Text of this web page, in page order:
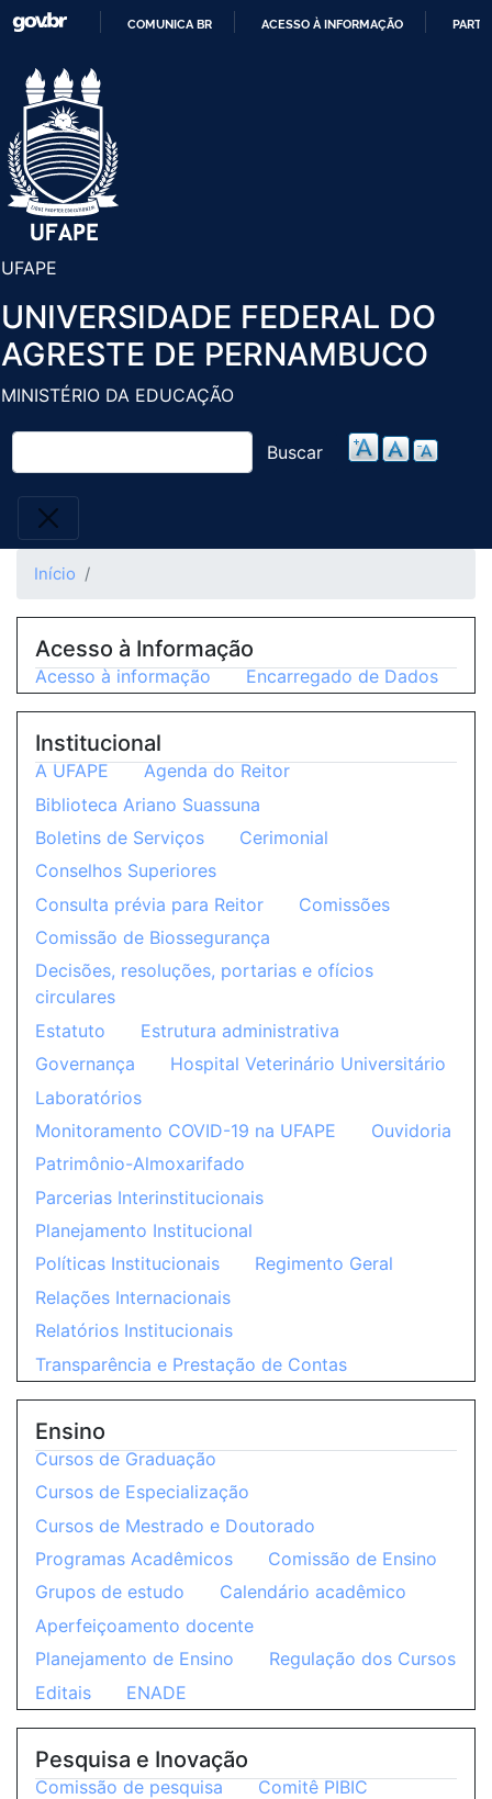
Pular
COMUNICA BR ACESSO À INFORMAÇÃO
UFAPE
UNIVERSIDADE FEDERAL DO
AGRESTE DE PERNAMBUCO
MINISTÉRIO DA EDUCAÇÃO
Buscar
Início
Acesso à Informação
Acesso à informação Encarregado de Dados
Institucional
A UFAPE
Agenda do Reitor
Biblioteca Ariano Suassuna
Boletins de Serviços
Cerimonial
Conselhos Superiores
Consulta prévia para Reitor
Comissões
Comissão de Biossegurança
Decisões, resoluções, portarias e ofícios
circulares
Estatuto
Estrutura administrativa
Governança
Hospital Veterinário Universitário
Laboratórios
Monitoramento COVID-19 na UFAPE
Ouvidoria
Patrimônio-Almoxarifado
Parcerias Interinstitucionais
Planejamento Institucional
Políticas Institucionais
Regimento Geral
Relações Internacionais
Relatórios Institucionais
Transparência e Prestação de Contas
Ensino
Cursos de Graduação
Cursos de Especialização
Cursos de Mestrado e Doutorado
Programas Acadêmicos
Comissão de Ensino
Grupos de estudo
Calendário acadêmico
Aperfeiçoamento docente
Planejamento de Ensino
Regulação dos Cursos
Editais
ENADE
Pesquisa e Inovação
Comissão de pesquisa
Comitê PIBIC